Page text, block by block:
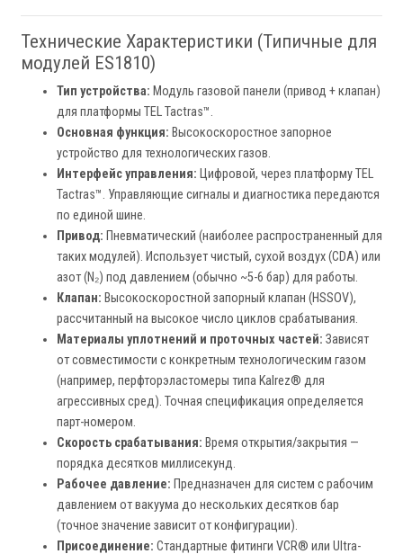
Технические Характеристики (Типичные для
модулей ES1810)
Тип устройства: Модуль газовой панели (привод + клапан)
для платформы TEL Tactras™.
Основная функция: Высокоскоростное запорное
устройство для технологических газов.
Интерфейс управления: Цифровой, через платформу TEL
Tactras™. Управляющие сигналы и диагностика передаются
по единой шине.
Привод: Пневматический (наиболее распространенный для
таких модулей). Использует чистый, сухой воздух (CDA) или
азот (N₂) под давлением (обычно ~5-6 бар) для работы.
Клапан: Высокоскоростной запорный клапан (HSSOV),
рассчитанный на высокое число циклов срабатывания.
Материалы уплотнений и проточных частей: Зависят
от совместимости с конкретным технологическим газом
(например, перфторэластомеры типа Kalrez® для
агрессивных сред). Точная спецификация определяется
парт-номером.
Скорость срабатывания: Время открытия/закрытия —
порядка десятков миллисекунд.
Рабочее давление: Предназначен для систем с рабочим
давлением от вакуума до нескольких десятков бар
(точное значение зависит от конфигурации).
Присоединение: Стандартные фитинги VCR® или Ultra-